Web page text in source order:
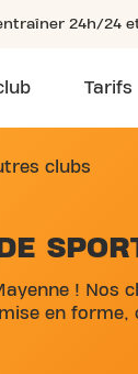
24h/24
Tarifs
clubs
!
en forme,